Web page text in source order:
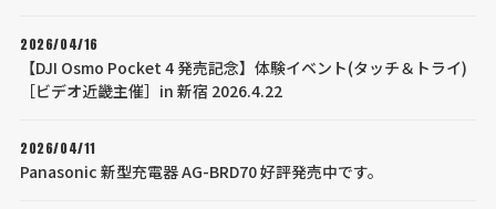
2026/04/16
【DJI Osmo Pocket 4 発売記念】体験イベント(タッチ＆トライ)
［ビデオ近畿主催］in 新宿 2026.4.22
2026/04/11
Panasonic 新型充電器 AG-BRD70 好評発売中です。